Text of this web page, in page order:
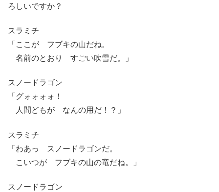
ろしいですか？
スラミチ
「ここが フブキの山だね。
名前のとおり すごい吹雪だ。」
スノードラゴン
「グォォォォ！
人間どもが なんの用だ！？」
スラミチ
「わあっ スノードラゴンだ。
こいつが フブキの山の竜だね。」
スノードラゴン